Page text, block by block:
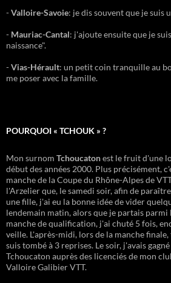
-Valloire-Savoie: je dis souvent que je suis
- Mauriac-Cantal: j'ajoute ensuite que je
naissance".
-Vias-Hérault: un petit coin tranquille au
me poser avec la famille.
POURQUOI « TCHOUK » ?
Mon surnom Tchoucatonest le fruit d'une
début des années 2000. Plus précisément,
manche de la Coupe du Rhône-Alpes de
l'Arzelier que, le samedi soir, afin de
une fille, j'ai eu la bonne idée de vider
lendemain matin, alors que je partais
manche de qualification, j'ai chuté 5 fois,
veille. L'après-midi, lors de la manche
suis tombé à 3 reprises. Le soir, j'avais
Tchoucaton auprès des licenciés de mon
Valloire Galibier VTT.